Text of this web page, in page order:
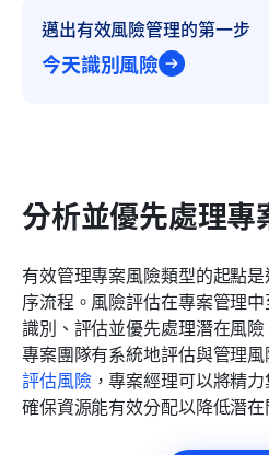
邁出有效風險管理的第一步
今天識別風險
分析並優先處理專
有效管理專案風險類型的起點
序流程。風險評估在專案管理
識別、評估並優先處理潛在風
專案團隊有系統地評估與管理
評估風險，專案經理可以將精
確保資源能有效分配以降低潛在